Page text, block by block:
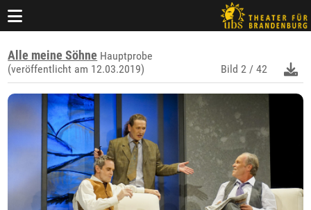
Alle meine Söhne Hauptprobe
(veröffentlicht am 12.03.2019)
Bild 2 / 42